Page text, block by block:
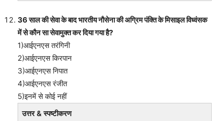
36 साल की सेवा के बाद भारतीय नौसेना की अग्रिम पंक्ति के मिसाइल विध्वंसक
में से कौन सा सेवामुक्त कर दिया गया है?
1)आईएनएस तरंगिनी
2)आईएनएस किरपान
3)आईएनएस निपात
4)आईएनएस रंजीत
5)इनमें से कोई नहीं
उत्तर & स्पष्टीकरण